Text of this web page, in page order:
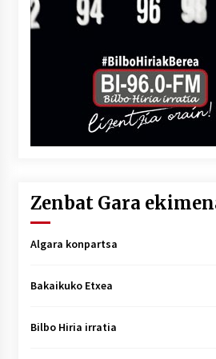
Zenbat Gara
Algara konpartsa
Bakaikuko Etxea
Bilbo Hiria irratia